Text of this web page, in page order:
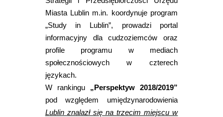
Miasta Lublin m.in. koordynuje program
„Study in Lublin”, prowadzi portal
informacyjny dla cudzoziemców oraz
profile programu w mediach
społecznościowych w czterech
językach.
W rankingu „Perspektyw 2018/2019”
pod względem umiędzynarodowienia
Lublin znalazł się na trzecim miejscu w